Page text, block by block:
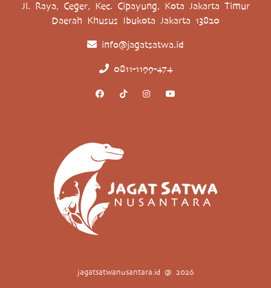
Jl. Raya, Ceger, Kec. Cipayung, Kota Jakarta Timur
Daerah Khusus Ibukota Jakarta 13820
info@jagatsatwa.id
0811-1199-474
jagatsatwanusantara.id @ 2026